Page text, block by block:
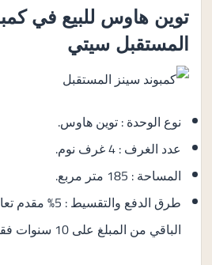
توين هاوس للبيع في
المستقبل سيتي
نوع الوحدة : توين هاوس.
عدد الغرف : 4 غرف نوم.
المساحة : 185 متر مربع.
طرق الدفع
الباقي من المبلغ على 10 سنوات فقط.